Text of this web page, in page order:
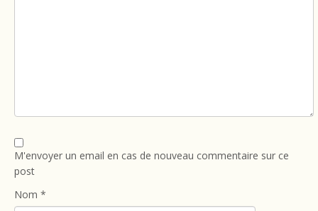
M'envoyer un email en cas de nouveau commentaire sur ce
post
Nom *